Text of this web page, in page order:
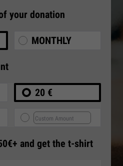
your donation
MONTHLY
20 €
and get the t-shirt